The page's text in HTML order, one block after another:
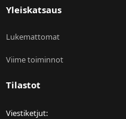
Yleiskatsaus
Lukemattomat
Viime toiminnot
Tilastot
Viestiketjut